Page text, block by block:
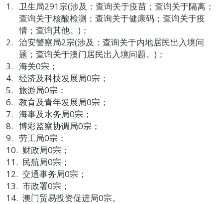
卫生局291宗(涉及：查询关于疫苗；查询关于隔离；
查询关于核酸检测；查询关于健康码；查询关于疫
情；查询其他。)；
治安警察局2宗(涉及：查询关于内地居民出入境问
题；查询关于澳门居民出入境问题。)；
海关0宗；
经济及科技发展局0宗；
旅游局0宗；
教育及青年发展局0宗；
海事及水务局0宗；
博彩监察协调局0宗；
劳工局0宗；
财政局0宗；
民航局0宗；
交通事务局0宗；
市政署0宗；
澳门贸易投资促进局0宗。